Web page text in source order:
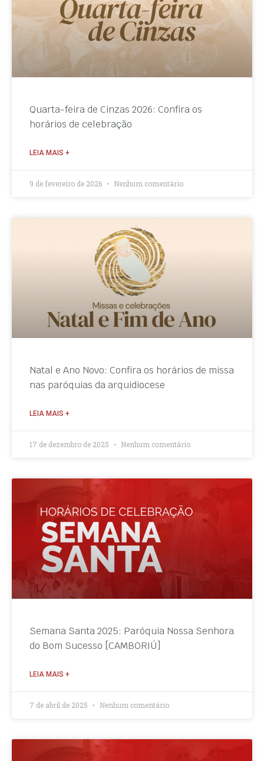
Quarta-feira de Cinzas 2026: Confira os
horários de celebração
LEIA MAIS +
9 de fevereiro de 2026 Nenhum comentário
Natal e Ano Novo: Confira os horários de missa
nas paróquias da arquidiocese
LEIA MAIS +
17 de dezembro de 2025 Nenhum comentário
Semana Santa 2025: Paróquia Nossa Senhora
do Bom Sucesso [CAMBORIÚ]
LEIA MAIS +
7 de abril de 2025 Nenhum comentário